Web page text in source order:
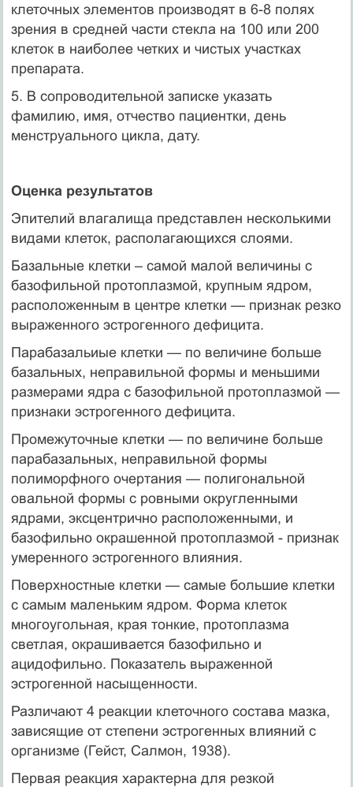
клеточных элементов производят в 6-8 полях
зрения в средней части стекла на 100 или 200
клеток в наиболее четких и чистых участках
препарата.
5. В сопроводительной записке указать
фамилию, имя, отче­ство пациентки, день
менструального цикла, дату.
Оценка результатов
Эпителий влагалища представлен несколькими
видами клеток, располагающихся слоями.
Базальные клетки – самой малой величины с
базофильной протоплазмой, крупным ядром,
расположенным в центре клетки — признак резко
выраженного эстрогенного дефицита.
Парабазальиые клетки — по величине больше
базальных, неправильной формы и меньшими
размерами ядра с базофильной протоплазмой —
признаки эстрогенного дефицита.
Промежуточные клетки — по величине больше
парабазальных, неправильной формы
полиморфного очертания — полигональной
овальной формы с ровными округленными
ядрами, эксцентрично расположенными, и
базофильно окрашенной протоплазмой - при­знак
умеренного эстрогенного влияния.
Поверхностные клетки — самые большие клетки
с самым маленьким ядром. Форма клеток
многоугольная, края тонкие, протоплазма
светлая, окрашивается базофильно и
ацидофильно. Показатель выраженной
эстрогенной насыщенности.
Различают 4 реакции клеточного состава мазка,
зависящие от степени эстрогенных влияний с
организме (Гейст, Салмон, 1938).
Первая реакция характерна для резкой